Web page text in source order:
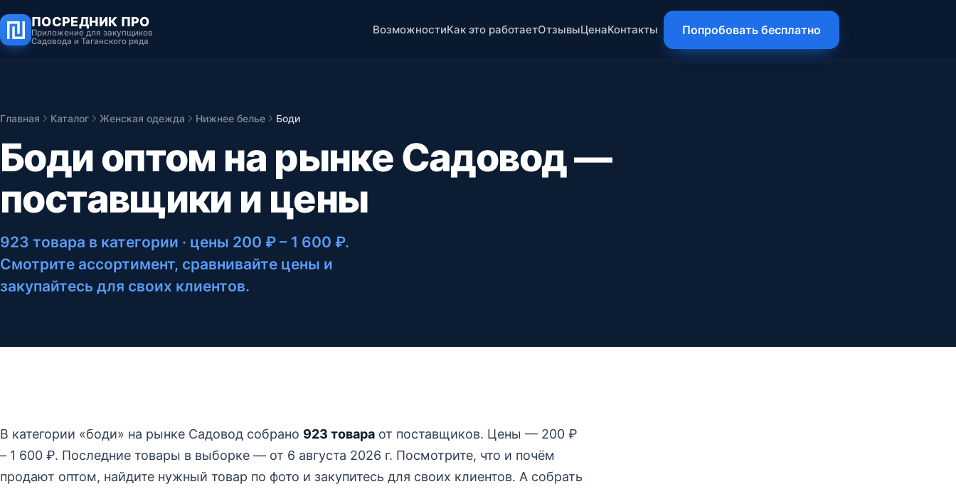
ПОСРЕДНИК ПРО
Приложение для закупщиков
Садовода и Таганского ряда
ВозможностиКак это работаетОтзывыЦенаКонтакты Попробовать бесплатно
Главная Каталог Женская одежда Нижнее белье Боди
Боди оптом на рынке Садовод —
поставщики и цены
923 товара в категории · цены 200 ₽ – 1 600 ₽.
Смотрите ассортимент, сравнивайте цены и
закупайтесь для своих клиентов.
В категории «боди» на рынке Садовод собрано 923 товара от поставщиков. Цены — 200 ₽
– 1 600 ₽. Последние товары в выборке — от 6 августа 2026 г. Посмотрите, что и почём
продают оптом, найдите нужный товар по фото и закупитесь для своих клиентов. А собрать